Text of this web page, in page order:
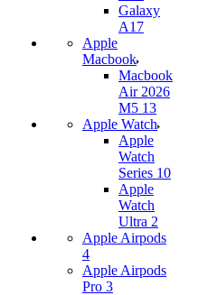
Galaxy
A17
Apple
Macbook
Macbook
Air 2026
M5 13
Apple Watch
Apple
Watch
Series 10
Apple
Watch
Ultra 2
Apple Airpods
4
Apple Airpods
Pro 3